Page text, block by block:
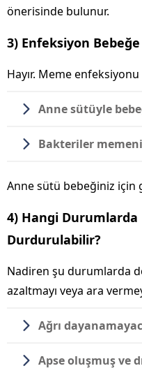
önerisinde bulunur.
3) Enfeksiyon
Hayır. Meme
Anne sütüyle
Bakteriler
Anne sütü bebeğiniz için
4) Hangi Durumlarda
Durdurulabilir?
Nadiren şu durumlarda
azaltmayı veya ara
Ağrı
Apse oluşmuş ve